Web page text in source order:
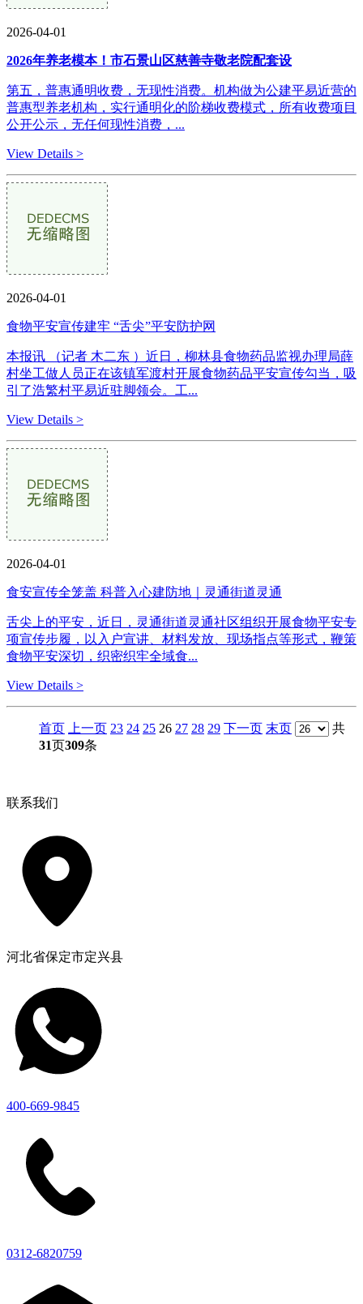
2026-04-01
2026年养老模本！市石景山区慈善寺敬老院配套设
第五，普惠通明收费，无现性消费。机构做为公建平易近营的
普惠型养老机构，实行通明化的阶梯收费模式，所有收费项目
公开公示，无任何现性消费，...
View Details >
2026-04-01
食物平安宣传建牢 “舌尖”平安防护网
本报讯 （记者 木二东 ）近日，柳林县食物药品监视办理局薛
村坐工做人员正在该镇军渡村开展食物药品平安宣传勾当，吸
引了浩繁村平易近驻脚领会。工...
View Details >
2026-04-01
食安宣传全笼盖 科普入心建防地｜灵通街道灵通
舌尖上的平安，近日，灵通街道灵通社区组织开展食物平安专
项宣传步履，以入户宣讲、材料发放、现场指点等形式，鞭策
食物平安深切，织密织牢全域食...
View Details >
首页 上一页 23 24 25 26 27 28 29 下一页 末页
共
31页309条
联系我们
河北省保定市定兴县
400-669-9845
0312-6820759